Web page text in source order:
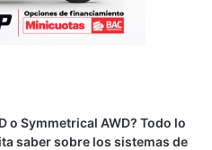
o Symmetrical AWD? Todo lo
saber sobre los sistemas de